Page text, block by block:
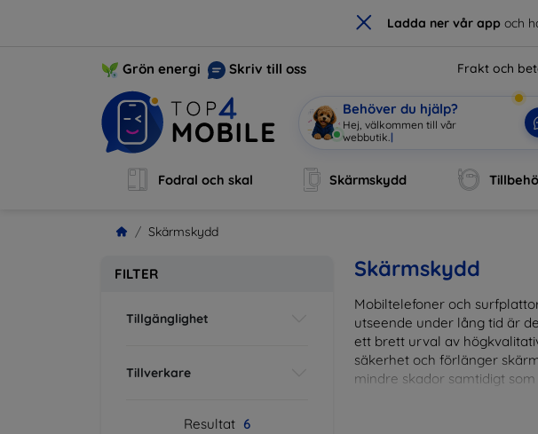
× Ladda ner vår app och
Grön energi Skriv till oss Frakt och
Behöver du hjälp?
Hej, välkommen till vår
webbutik |
Fodral och skal Skärmskydd
Skärmskydd
FILTER
Tillgänglighet
Tillverkare
Resultat 6
Skärmskydd
Mobiltelefoner och
utseende under lång tid är
ett brett urval av
säkerhet och förlänger
mindre skador samtidigt
modeller, vilket säkerställer